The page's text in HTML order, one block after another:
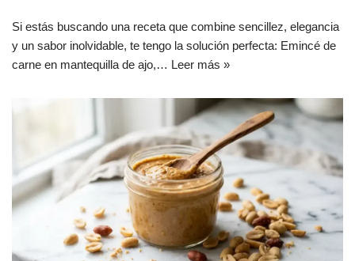
Si estás buscando una receta que combine sencillez, elegancia
y un sabor inolvidable, te tengo la solución perfecta: Emincé de
carne en mantequilla de ajo,… Leer más »